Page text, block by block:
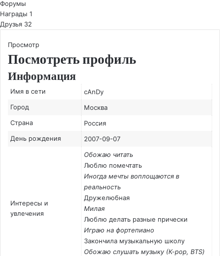
Форумы
Награды 1
Друзья 32
Просмотр
Посмотреть профиль
Информация
Имя в сети
cAnDy
Город
Москва
Страна
Россия
День рождения
2007-09-07
Интересы и
увлечения
Обожаю читать
Люблю помечтать
Иногда мечты воплощаются в
реальность
Дружелюбная
Милая
Люблю делать разные прически
Играю на фортепиано
Закончила музыкальную школу
Обожаю слушать музыку (К-рор, BTS)